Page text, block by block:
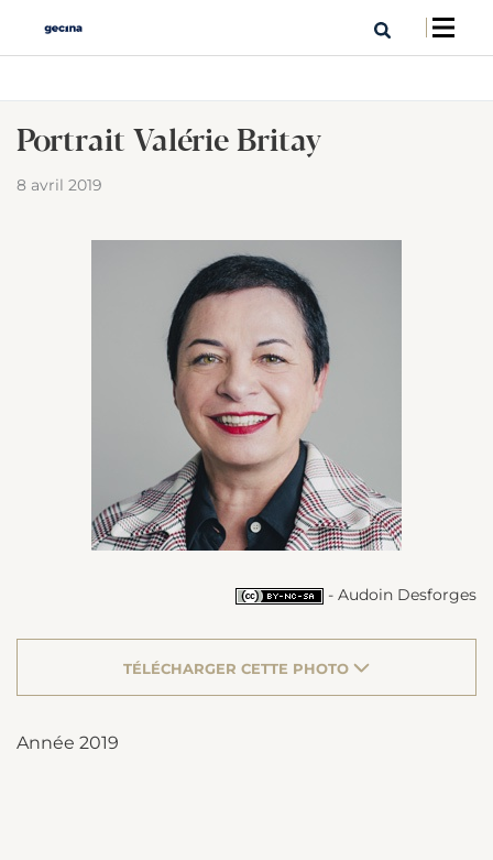
Portrait Valérie Britay
8 avril 2019
- Audoin Desforges
TÉLÉCHARGER CETTE PHOTO
Année 2019